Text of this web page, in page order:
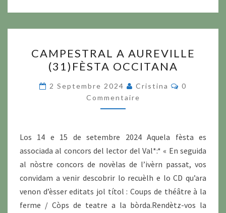
A
AUREVILLE
(31)FÈSTA
OCCITANA
CAMPESTRAL A AUREVILLE
(31)FÈSTA OCCITANA
2 Septembre 2024 Cristina
0
Commentaire
Los 14 e 15 de setembre 2024 Aquela fèsta es
associada al concors del lector del Val*:* « En seguida
al nòstre concors de novèlas de l’ivèrn passat, vos
convidam a venir descobrir lo recuèlh e lo CD qu’ara
venon d’èsser editats jol títol : Coups de théâtre à la
ferme / Còps de teatre a la bòrda.Rendètz-vos la